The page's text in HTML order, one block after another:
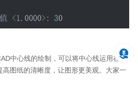
中心线的绘制，可以将中心线运用在日
图纸的清晰度，让图形更美观。大家一